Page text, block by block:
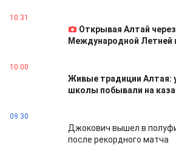
10:31
Открывая Алтай
Международной
10:00
Живые традиции Алтая:
школы побывали на
09:30
Джокович вышел в
после рекордного матча